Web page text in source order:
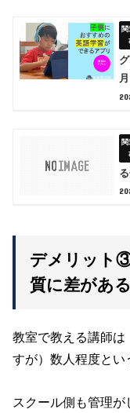
月
デメリット
質に差がある
教室で教える講師は
すが）数人程度とい
スクール側も管理